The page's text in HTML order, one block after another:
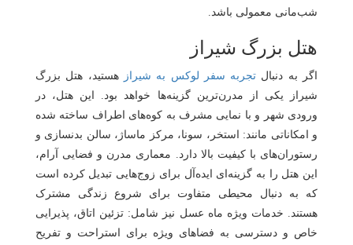
شب‌مانی معمولی باشد.
هتل بزرگ شیراز
اگر به دنبال تجربه سفر لوکس به شیراز
هستید، هتل بزرگ
شیراز یکی از مدرن‌ترین گزینه‌ها خواهد بود. این هتل، در
ورودی شهر و با نمایی مشرف به کوه‌های اطراف ساخته شده
و امکاناتی مانند: استخر، سونا، مرکز ماساژ، سالن بدنسازی و
رستوران‌های با کیفیت بالا دارد. معماری مدرن و فضایی آرام،
این هتل را به گزینه‌ای ایده‌آل برای زوج‌هایی تبدیل کرده است
که به دنبال محیطی متفاوت برای شروع زندگی مشترک
هستند. خدمات ویژه ماه عسل نیز شامل: تزئین اتاق، پذیرایی
خاص و دسترسی به فضاهای ویژه برای استراحت و تفریح